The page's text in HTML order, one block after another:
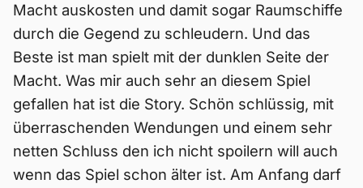
Macht auskosten und damit sogar Raumschiffe
durch die Gegend zu schleudern. Und das
Beste ist man spielt mit der dunklen Seite der
Macht. Was mir auch sehr an diesem Spiel
gefallen hat ist die Story. Schön schlüssig, mit
überraschenden Wendungen und einem sehr
netten Schluss den ich nicht spoilern will auch
wenn das Spiel schon älter ist. Am Anfang darf